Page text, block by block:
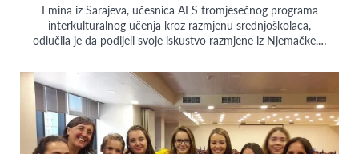
Emina iz Sarajeva, učesnica AFS tromjesečnog programa
interkulturalnog učenja kroz razmjenu srednjoškolaca,
odlučila je da podijeli svoje iskustvo razmjene iz Njemačke,…